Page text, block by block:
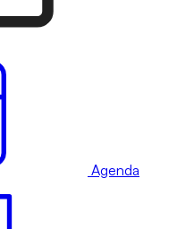
Agenda